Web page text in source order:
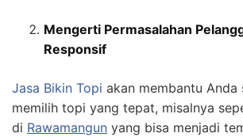
Mengerti Permasalahan
Responsif
Jasa Bikin Topi akan membantu Anda
memilih topi yang tepat, misalnya
di Rawamangun yang bisa menjadi